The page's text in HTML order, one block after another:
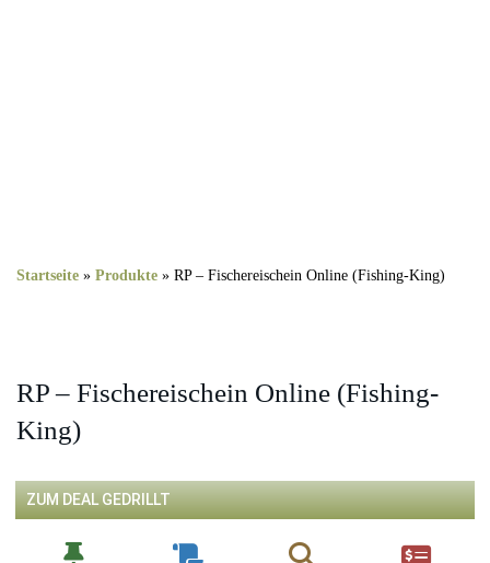
Startseite » Produkte » RP – Fischereischein Online (Fishing-King)
RP – Fischereischein Online (Fishing-
King)
ZUM DEAL GEDRILLT